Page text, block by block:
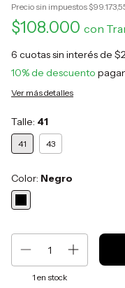
Precio sin impuestos
$108.000 con
6 cuotas sin interés de
10% de descuento
Ver más detalles
Talle: 41
41 43
Color: Negro
1 en stock